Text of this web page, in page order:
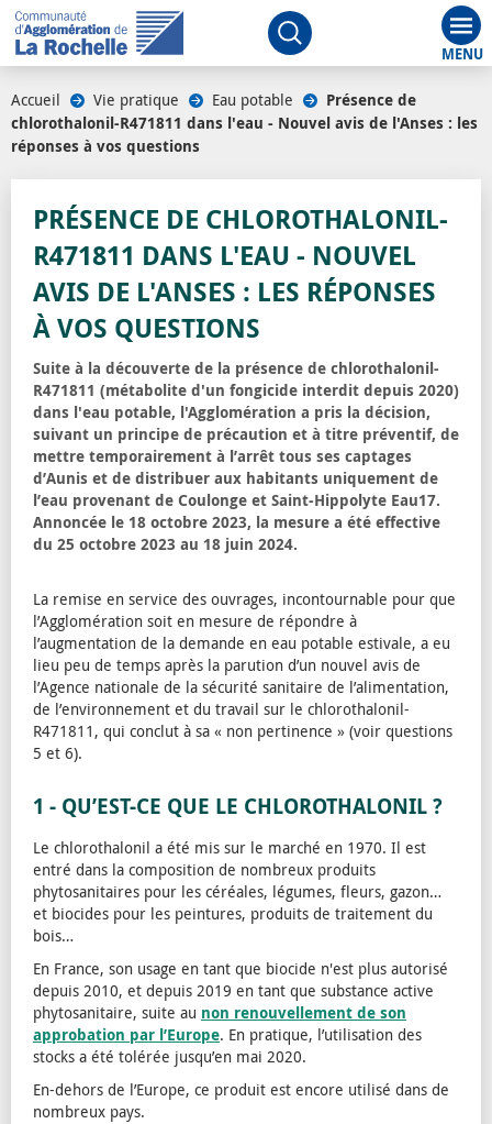
Ouvrir le moteur de
Accueil Vie pratique Eau potable
Présence de
chlorothalonil-R471811 dans l'eau - Nouvel avis de l'Anses : les
réponses à vos questions
PRÉSENCE DE CHLOROTHALONIL-
R471811 DANS L'EAU - NOUVEL
AVIS DE L'ANSES : LES RÉPONSES
À VOS QUESTIONS
Suite à la découverte de la présence de chlorothalonil-
R471811 (métabolite d'un fongicide interdit depuis 2020)
dans l'eau potable, l'Agglomération a pris la décision,
suivant un principe de précaution et à titre préventif, de
mettre temporairement à l’arrêt tous ses captages
d’Aunis et de distribuer aux habitants uniquement de
l’eau provenant de Coulonge et Saint-Hippolyte Eau17.
Annoncée le 18 octobre 2023, la mesure a été effective
du 25 octobre 2023 au 18 juin 2024.
La remise en service des ouvrages, incontournable pour que
l’Agglomération soit en mesure de répondre à
l’augmentation de la demande en eau potable estivale, a eu
lieu peu de temps après la parution d’un nouvel avis de
l’Agence nationale de la sécurité sanitaire de l’alimentation,
de l’environnement et du travail sur le chlorothalonil-
R471811, qui conclut à sa « non pertinence » (voir questions
5 et 6).
1 - QU’EST-CE QUE LE CHLOROTHALONIL ?
Le chlorothalonil a été mis sur le marché en 1970. Il est
entré dans la composition de nombreux produits
phytosanitaires pour les céréales, légumes, fleurs, gazon…
et biocides pour les peintures, produits de traitement du
bois…
En France, son usage en tant que biocide n'est plus autorisé
depuis 2010, et depuis 2019 en tant que substance active
phytosanitaire, suite au non renouvellement de son
approbation par l’Europe. En pratique, l’utilisation des
stocks a été tolérée jusqu’en mai 2020.
En-dehors de l’Europe, ce produit est encore utilisé dans de
nombreux pays.